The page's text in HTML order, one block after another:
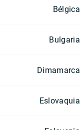
Bélgica
Bulgaria
Dimamarca
Eslovaquia